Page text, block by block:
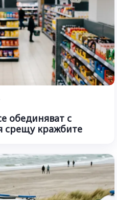
обединяват с
срещу кражбите